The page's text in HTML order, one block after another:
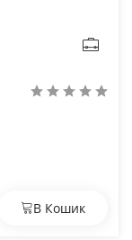
В Кошик